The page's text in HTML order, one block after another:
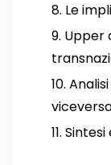
Le
Upper